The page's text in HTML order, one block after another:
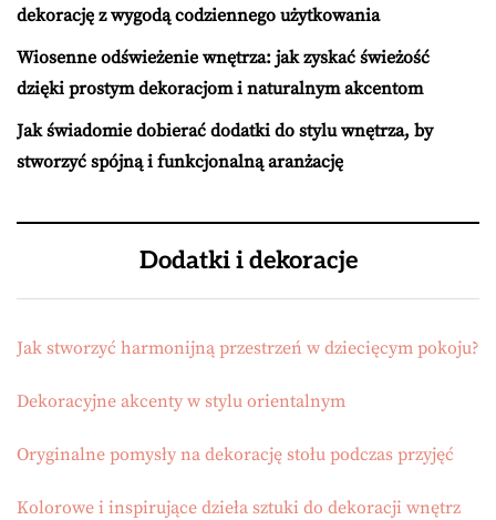
dekorację z wygodą codziennego użytkowania
Wiosenne odświeżenie wnętrza: jak zyskać świeżość
dzięki prostym dekoracjom i naturalnym akcentom
Jak świadomie dobierać dodatki do stylu wnętrza, by
stworzyć spójną i funkcjonalną aranżację
Dodatki i dekoracje
Jak stworzyć harmonijną przestrzeń w dziecięcym pokoju?
Dekoracyjne akcenty w stylu orientalnym
Oryginalne pomysły na dekorację stołu podczas przyjęć
Kolorowe i inspirujące dzieła sztuki do dekoracji wnętrz